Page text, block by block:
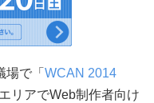
で「 WCAN 2014
リアでWeb制作者向け